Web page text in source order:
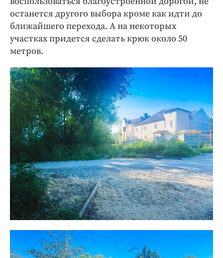
останется другого выбора кроме как идти до
ближайшего перехода. А на некоторых
участках придется сделать крюк около 50
метров.